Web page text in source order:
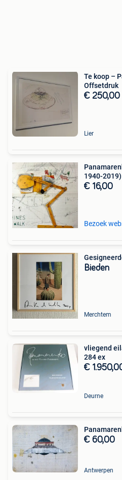
Te koop –
Offsetdruk
€ 250,00
Lier
1940-
€ 16,00
Bezoek
Bieden
Merchtem
vliegend
284 ex
€
Deurne
€ 60,00
Antwerpen